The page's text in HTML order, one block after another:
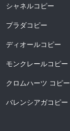
シャネルコピー
プラダコピー
ディオールコピー
モンクレールコピー
クロムハーツ コピー
バレンシアガコピー